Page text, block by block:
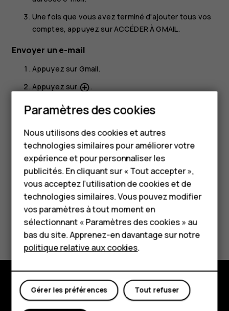
Smartphones
Téléphones classiques
Accessoires
HMD Terra M
Pour les entreprises
Tablettes
Boutique
Une fois que vous avez terminé d'ajouter tous vos
comptes, appuyez sur ACCÉDER À GMAIL.
Envoyer un e-mail
Appuyez sur Gmail.
Appuyez sur add_circle_outline.
Dans le champ
, saisissez une adresse ou bien
appuyez surmore_vert >Ajouter à partir des contacts
Saisissez l'objet du message et l'adresse e-mail.
Appuyez sur
Avez-vous trouvé cela utile?
Oui Non
Boutique
Paramètres des cookies
Nous utilisons des cookies et autres
technologies similaires pour améliorer votre
expérience et pour personnaliser les
publicités. En cliquant sur « Tout accepter »,
vous acceptez l’utilisation de cookies et de
technologies similaires. Vous pouvez modifier
vos paramètres à tout moment en
sélectionnant « Paramètres des cookies » au
bas du site. Apprenez-en davantage sur notre
politique relative aux cookies.
Tout refuser
Gérer les préférences